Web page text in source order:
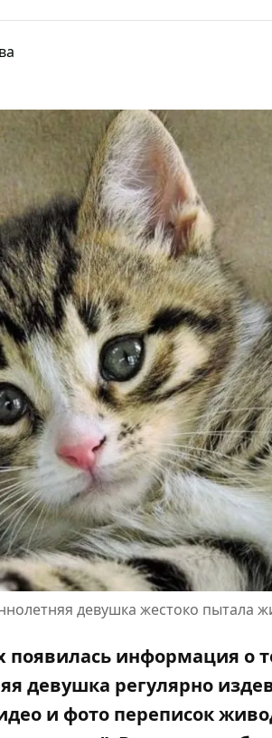
девушка жестоко пытала
появилась информация о
девушка регулярно
и фото переписок